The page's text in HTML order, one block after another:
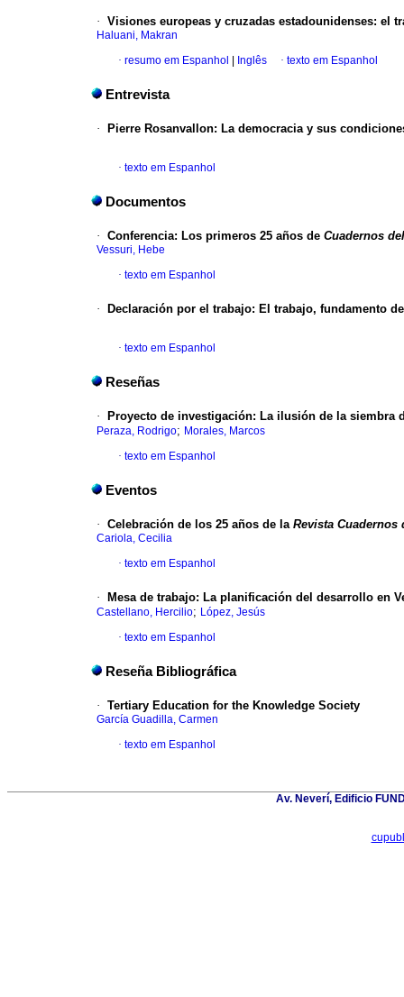
· Visiones europeas y cruzadas estadounidenses: el
Haluani, Makran
· resumo em Espanhol Inglês · texto em Espanhol
Entrevista
· Pierre Rosanvallon: La democracia y sus
· texto em Espanhol
Documentos
· Conferencia: Los primeros 25 años de Cuadernos
Vessuri, Hebe
· texto em Espanhol
· Declaración por el trabajo: El trabajo, fundamento
· texto em Espanhol
Reseñas
· Proyecto de investigación: La ilusión de la siembra
Peraza, Rodrigo; Morales, Marcos
· texto em Espanhol
Eventos
· Celebración de los 25 años de la Revista Cuadernos
Cariola, Cecilia
· texto em Espanhol
· Mesa de trabajo: La planificación del desarrollo en
Castellano, Hercilio; López, Jesús
· texto em Espanhol
Reseña Bibliográfica
· Tertiary Education for the Knowledge Society
García Guadilla, Carmen
· texto em Espanhol
Av. Neverí, Edificio